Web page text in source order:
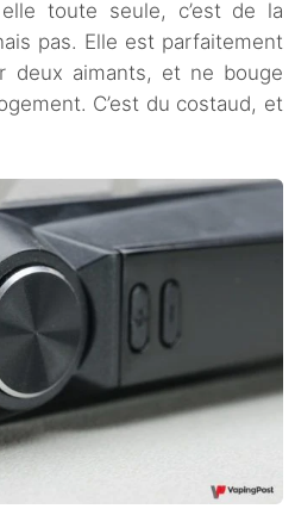
toute seule, c’est de la
pas. Elle est parfaitement
deux aimants, et ne bouge
C’est du costaud, et